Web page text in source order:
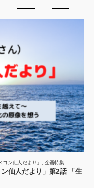
ン仙人だより」 企画特集
仙人だより」第2話 「生